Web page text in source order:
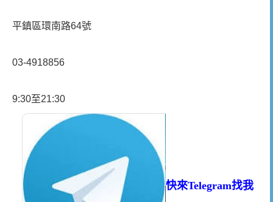
平鎮區環南路64號
03-4918856
9:30至21:30
快來Telegram找我